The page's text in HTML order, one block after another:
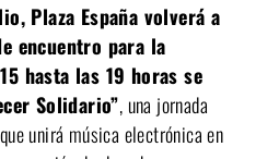
Plaza España volverá a
encuentro para la
hasta las 19 horas se
Solidario”, una jornada
unirá música electrónica en